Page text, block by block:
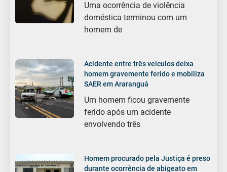
Uma ocorrência de violência
doméstica terminou com um
homem de
Acidente entre três veículos deixa
homem gravemente ferido e mobiliza
SAER em Araranguá
Um homem ficou gravemente
ferido após um acidente
envolvendo três
Homem procurado pela Justiça é preso
durante ocorrência de abigeato em